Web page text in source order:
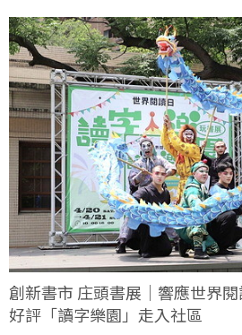
創新書市 庄頭書展｜響應世界
好評「讀字樂園」走入社區